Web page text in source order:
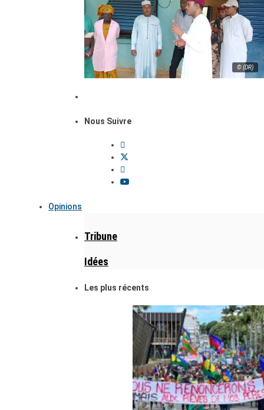
© (DR)
Nous Suivre
Opinions
Tribune
Idées
Les plus récents